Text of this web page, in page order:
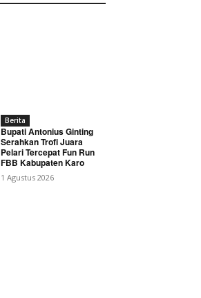
Berita
Bupati Antonius Ginting
Serahkan Trofi Juara
Pelari Tercepat Fun Run
FBB Kabupaten Karo
1 Agustus 2026